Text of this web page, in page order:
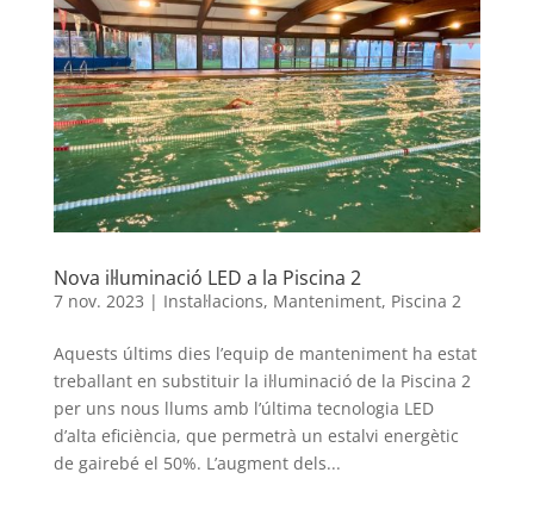
Nova il·luminació LED a la Piscina 2
7 nov. 2023 | Instal·lacions, Manteniment, Piscina 2
Aquests últims dies l’equip de manteniment ha estat
treballant en substituir la il·luminació de la Piscina 2
per uns nous llums amb l’última tecnologia LED
d’alta eficiència, que permetrà un estalvi energètic
de gairebé el 50%. L’augment dels...